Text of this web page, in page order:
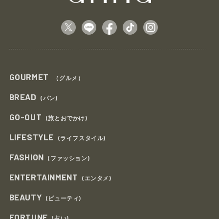
GOURMET （グルメ）
BREAD (パン)
GO-OUT (旅とおでかけ)
LIFESTYLE (ライフスタイル)
FASHION (ファッション)
ENTERTAINMENT (エンタメ)
BEAUTY (ビューティ)